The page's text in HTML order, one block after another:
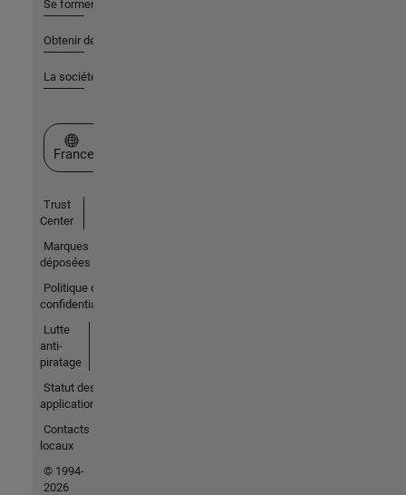
Se former
Obtenir de l'aide
La société
Sélectionner un site web
France
Trust
Center
Marques
déposées
Politique de
confidentialité
Lutte
anti-
piratage
Statut des
applications
Contacts
locaux
© 1994-
2026